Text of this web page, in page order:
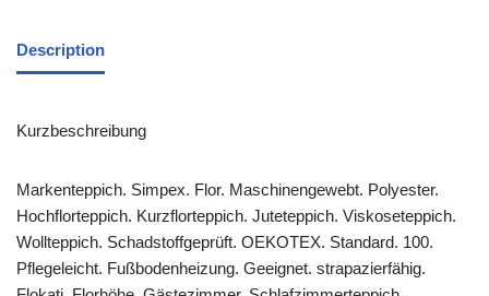
Description
Kurzbeschreibung
Markenteppich. Simpex. Flor. Maschinengewebt. Polyester.
Hochflorteppich. Kurzflorteppich. Juteteppich. Viskoseteppich.
Wollteppich. Schadstoffgeprüft. OEKOTEX. Standard. 100.
Pflegeleicht. Fußbodenheizung. Geeignet. strapazierfähig.